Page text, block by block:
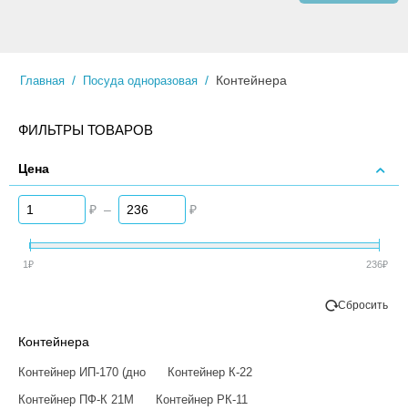
Главная / Посуда одноразовая / Контейнера
ФИЛЬТРЫ ТОВАРОВ
Цена
₽ – ₽
1₽ 236₽
Сбросить
Контейнера
Контейнер ИП-170 (дно
Контейнер К-22
Контейнер ПФ-К 21М
Контейнер РК-11